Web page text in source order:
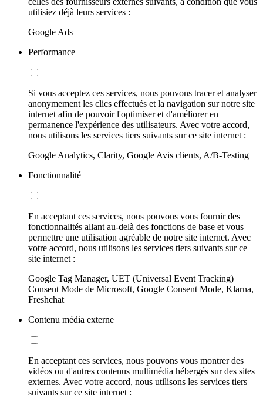
utilisiez déjà leurs services :
Google Ads
Performance
Si vous acceptez ces services, nous pouvons tracer et analyser
anonymement les clics effectués et la navigation sur notre site
internet afin de pouvoir l'optimiser et d'améliorer en
permanence l'expérience des utilisateurs. Avec votre accord,
nous utilisons les services tiers suivants sur ce site internet :
Google Analytics, Clarity, Google Avis clients, A/B-Testing
Fonctionnalité
En acceptant ces services, nous pouvons vous fournir des
fonctionnalités allant au-delà des fonctions de base et vous
permettre une utilisation agréable de notre site internet. Avec
votre accord, nous utilisons les services tiers suivants sur ce
site internet :
Google Tag Manager, UET (Universal Event Tracking)
Consent Mode de Microsoft, Google Consent Mode, Klarna,
Freshchat
Contenu média externe
En acceptant ces services, nous pouvons vous montrer des
vidéos ou d'autres contenus multimédia hébergés sur des sites
externes. Avec votre accord, nous utilisons les services tiers
suivants sur ce site internet :